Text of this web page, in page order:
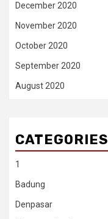
December 2020
November 2020
October 2020
September 2020
August 2020
CATEGORIES
1
Badung
Denpasar